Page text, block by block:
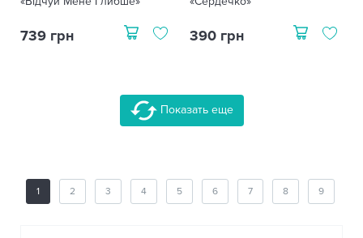
739 грн 390 грн
Показать еще
1 2 3 4 5 6 7 8 9